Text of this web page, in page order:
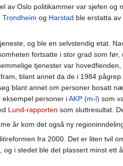
av Oslo politikammer var sjefen
Trondheim og Harstad ble erstatta
og ble en selvstendig etat.
fortsatte i stor grad som
tjenester var
blant annet da de i 1984 pågrep
blant annet om personer bosatt
personer iAKP (m-l) som
Lund-rapporten som sluttresultat.
år kom det også ny
fra 2000. Det er liten tvil
i stedet ble det plassert minst ett